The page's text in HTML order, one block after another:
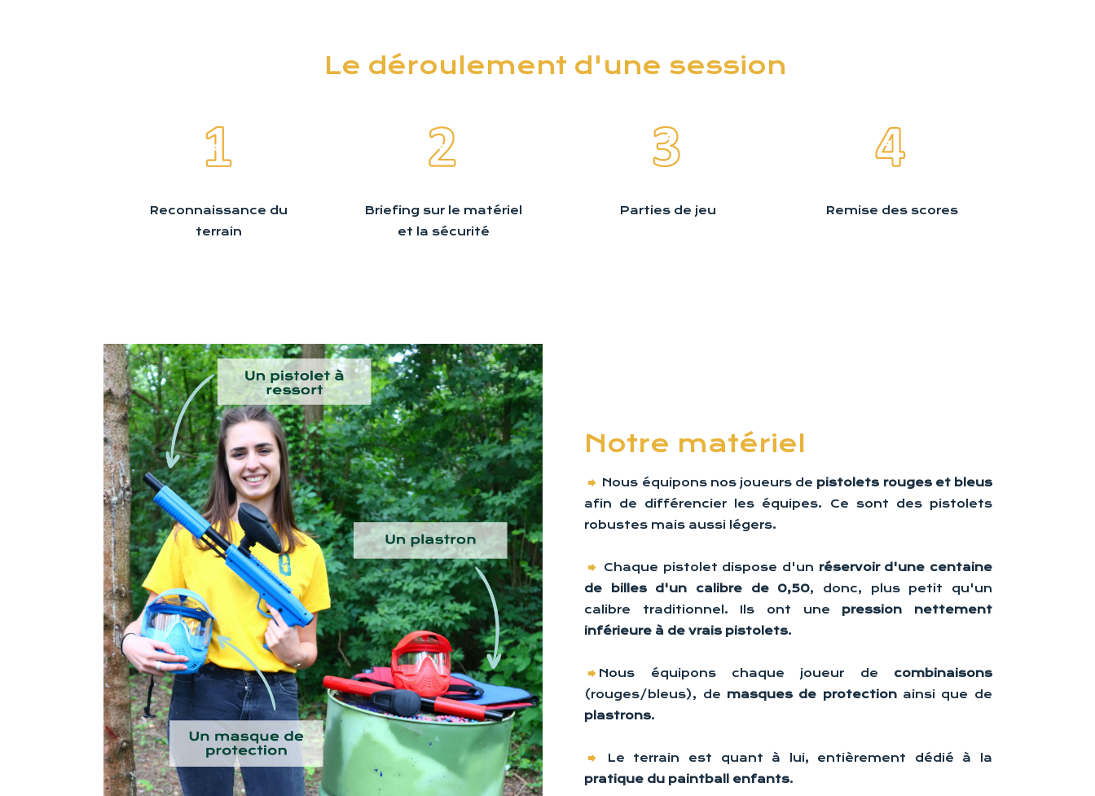
Le déroulement d'une session
Reconnaissance du
terrain
Briefing sur le matériel
et la sécurité
Parties de jeu Remise des scores
Notre matériel
Nous équipons nos joueurs de pistolets rouges et bleus
afin de différencier les équipes. Ce sont des pistolets
robustes mais aussi légers.
Chaque pistolet dispose d'un réservoir d'une centaine
de billes d'un calibre de 0,50, donc, plus petit qu'un
calibre traditionnel. Ils ont une pression nettement
inférieure à de vrais pistolets.
Nous équipons chaque joueur de combinaisons
(rouges/bleus), de masques de protectionainsi que de
plastrons.
Le terrain est quant à lui, entièrement dédié à la
pratique du paintball enfants.